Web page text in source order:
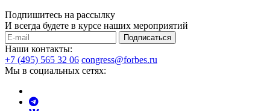
Подпишитесь на рассылку
И всегда будете в курсе наших мероприятий
Подписаться
Наши контакты:
+7 (495) 565 32 06 congress@forbes.ru
Мы в социальных сетях: